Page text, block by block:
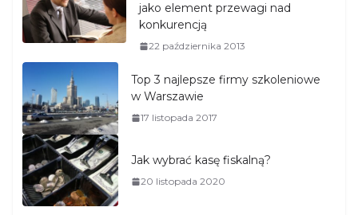
jako element przewagi nad
konkurencją
22 października 2013
Top 3 najlepsze firmy szkoleniowe
w Warszawie
17 listopada 2017
Jak wybrać kasę fiskalną?
20 listopada 2020